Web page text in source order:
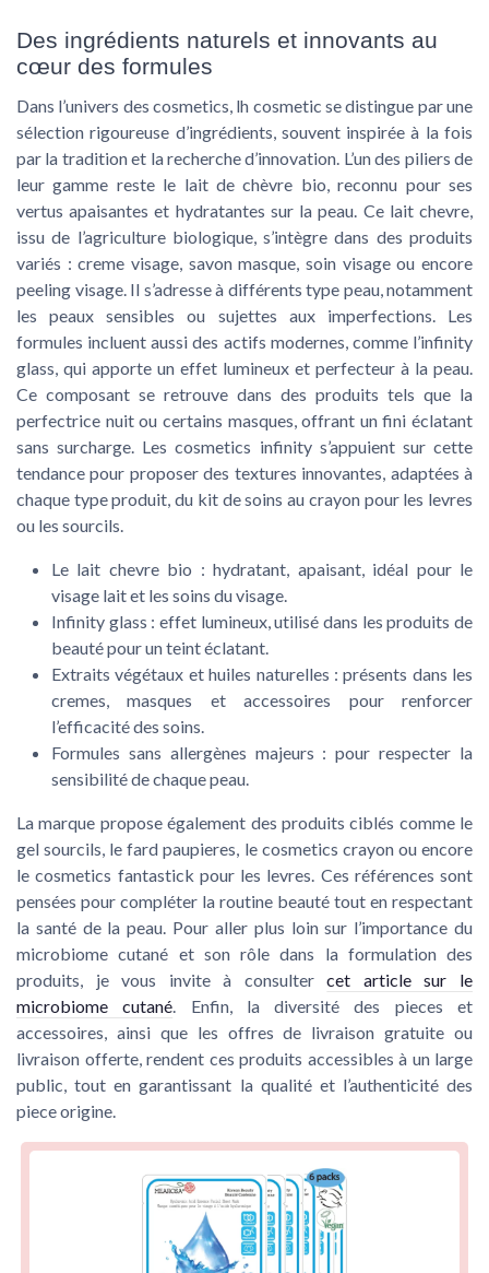
Des ingrédients naturels et innovants au
cœur des formules
Dans l’univers des cosmetics, lh cosmetic se distingue par une
sélection rigoureuse d’ingrédients, souvent inspirée à la fois
par la tradition et la recherche d’innovation. L’un des piliers de
leur gamme reste le lait de chèvre bio, reconnu pour ses
vertus apaisantes et hydratantes sur la peau. Ce lait chevre,
issu de l’agriculture biologique, s’intègre dans des produits
variés : creme visage, savon masque, soin visage ou encore
peeling visage. Il s’adresse à différents type peau, notamment
les peaux sensibles ou sujettes aux imperfections. Les
formules incluent aussi des actifs modernes, comme l’infinity
glass, qui apporte un effet lumineux et perfecteur à la peau.
Ce composant se retrouve dans des produits tels que la
perfectrice nuit ou certains masques, offrant un fini éclatant
sans surcharge. Les cosmetics infinity s’appuient sur cette
tendance pour proposer des textures innovantes, adaptées à
chaque type produit, du kit de soins au crayon pour les levres
ou les sourcils.
Le lait chevre bio : hydratant, apaisant, idéal pour le
visage lait et les soins du visage.
Infinity glass : effet lumineux, utilisé dans les produits de
beauté pour un teint éclatant.
Extraits végétaux et huiles naturelles : présents dans les
cremes, masques et accessoires pour renforcer
l’efficacité des soins.
Formules sans allergènes majeurs : pour respecter la
sensibilité de chaque peau.
La marque propose également des produits ciblés comme le
gel sourcils, le fard paupieres, le cosmetics crayon ou encore
le cosmetics fantastick pour les levres. Ces références sont
pensées pour compléter la routine beauté tout en respectant
la santé de la peau. Pour aller plus loin sur l’importance du
microbiome cutané et son rôle dans la formulation des
produits, je vous invite à consultercet article sur le
microbiome cutané. Enfin, la diversité des pieces et
accessoires, ainsi que les offres de livraison gratuite ou
livraison offerte, rendent ces produits accessibles à un large
public, tout en garantissant la qualité et l’authenticité des
piece origine.